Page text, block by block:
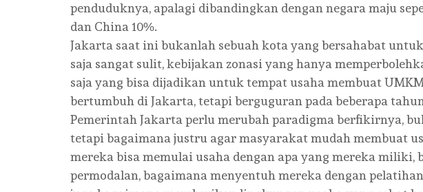
penduduknya, apalagi dibandingkan dengan negara maju
dan China 10%.
Jakarta saat ini bukanlah sebuah kota yang bersahabat
saja sangat sulit, kebijakan zonasi yang hanya
saja yang bisa dijadikan untuk tempat usaha membuat
bertumbuh di Jakarta, tetapi berguguran pada beberapa
Pemerintah Jakarta perlu merubah paradigma berfikirnya,
tetapi bagaimana justru agar masyarakat mudah membuat
mereka bisa memulai usaha dengan apa yang mereka miliki,
permodalan, bagaimana menyentuh mereka dengan